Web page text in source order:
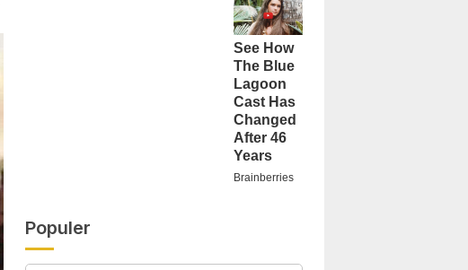
Populer